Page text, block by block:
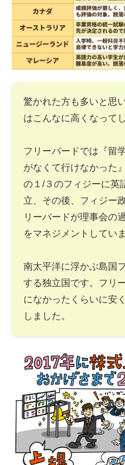
驚かれた方も多いと思
はこんなに高くなって
フリーバードでは『留
がなくて行けなかった
の１/３のフィジーに英
立、その後、フィジー
リーバードが理事会の
をマネジメントしていま
南太平洋に浮かぶ島国
する独立国です。フリ
になかったくらいに安
しました。